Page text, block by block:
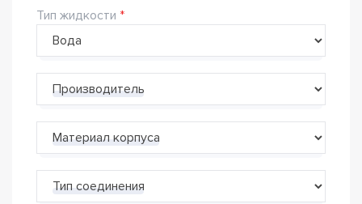
Тип жидкости
Производитель
Материал корпуса
Тип соединения